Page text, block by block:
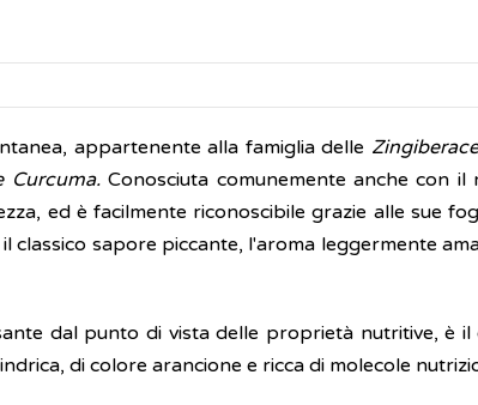
appartenente alla famiglia delle
Curcuma.Conosciuta comunemente anche con il
ed è facilmente riconoscibile grazie alle sue
classico sapore piccante, l'aroma leggermente
dal punto di vista delle proprietà nutritive, è il
di colore arancione e ricca di molecole